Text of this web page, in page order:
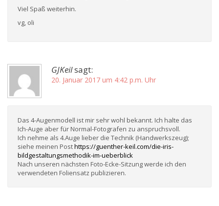
Viel Spaß weiterhin.
vg, oli
GJKeilsagt:
20. Januar 2017 um 4:42 p.m. Uhr
Das 4-Augenmodell ist mir sehr wohl bekannt. Ich halte das
Ich-Auge aber für Normal-Fotografen zu anspruchsvoll.
Ich nehme als 4.Auge lieber die Technik (Handwerkszeug);
siehe meinen Posthttps://guenther-keil.com/die-iris-
bildgestaltungsmethodik-im-ueberblick
Nach unseren nächsten Foto-Ecke-Sitzung werde ich den
verwendeten Foliensatz publizieren.